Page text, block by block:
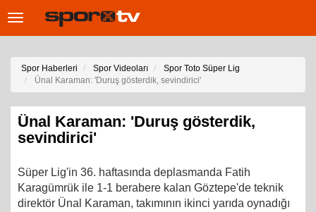
Toggle
Spor Haberleri Spor Videoları
Spor Toto Süper Lig
Ünal Karaman: 'Duruş gösterdik, sevindirici'
Ünal Karaman: 'Duruş gösterdik,
sevindirici'
Süper Lig'in 36. haftasında deplasmanda Fatih
Karagümrük ile 1-1 berabere kalan Göztepe'de teknik
direktör Ünal Karaman, takımının ikinci yarıda oynadığı